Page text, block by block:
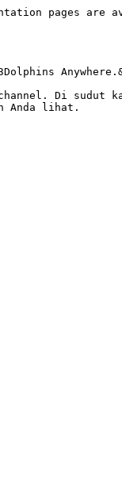
pages are
Di sudut
Anda lihat.